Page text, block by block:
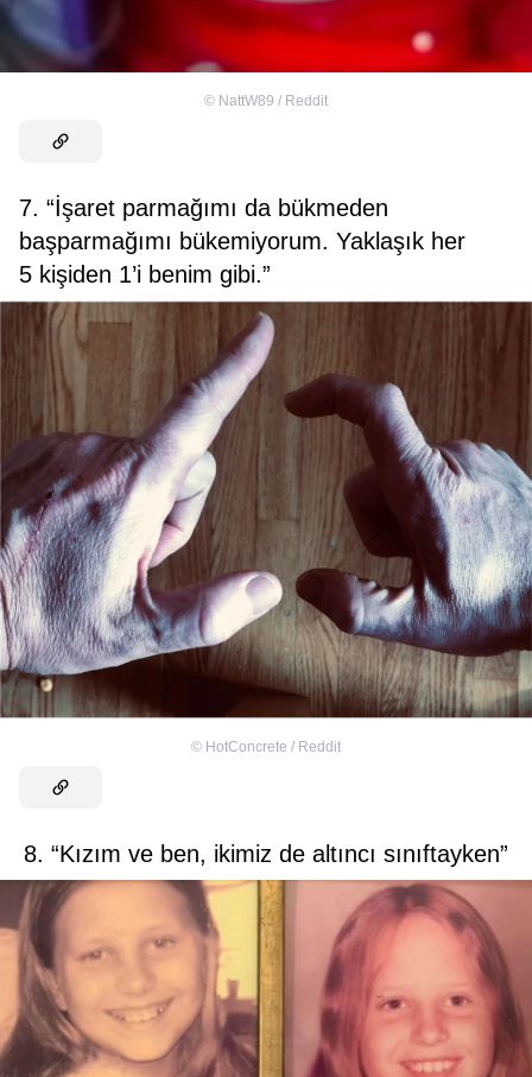
© NattW89 / Reddit
7. “İşaret parmağımı da bükmeden
başparmağımı bükemiyorum. Yaklaşık her
5 kişiden 1’i benim gibi.”
© HotConcrete / Reddit
8. “Kızım ve ben, ikimiz de altıncı sınıftayken”